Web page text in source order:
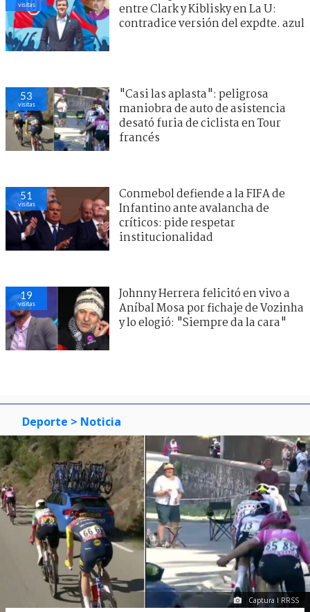
visitas
entre Clark y Kiblisky en La U:
contradice versión del expdte. azul
53
visitas
"Casi las aplasta": peligrosa
maniobra de auto de asistencia
desató furia de ciclista en Tour
francés
51
visitas
Conmebol defiende a la FIFA de
Infantino ante avalancha de
críticos: pide respetar
institucionalidad
19
visitas
Johnny Herrera felicitó en vivo a
Aníbal Mosa por fichaje de Vozinha
y lo elogió: "Siempre da la cara"
Deporte > Noticia
Captura I RRSS